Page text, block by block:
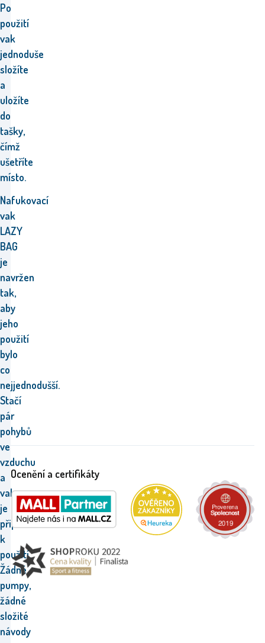
Po
použití
vak
jednoduše
složíte
a
uložíte
do
tašky,
čímž
ušetříte
místo.
Nafukovací
vak
LAZY
BAG
je
navržen
tak,
aby
jeho
použití
bylo
co
nejjednodušší.
Stačí
pár
pohybů
ve
vzduchu
a
vak
je
připraven
k
použití.
Žádné
pumpy,
žádné
složité
návody
Ocenění a certifikáty